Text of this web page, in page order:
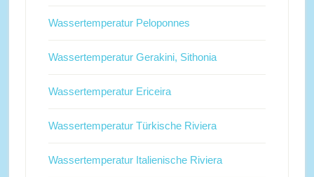
Wassertemperatur Peloponnes
Wassertemperatur Gerakini, Sithonia
Wassertemperatur Ericeira
Wassertemperatur Türkische Riviera
Wassertemperatur Italienische Riviera